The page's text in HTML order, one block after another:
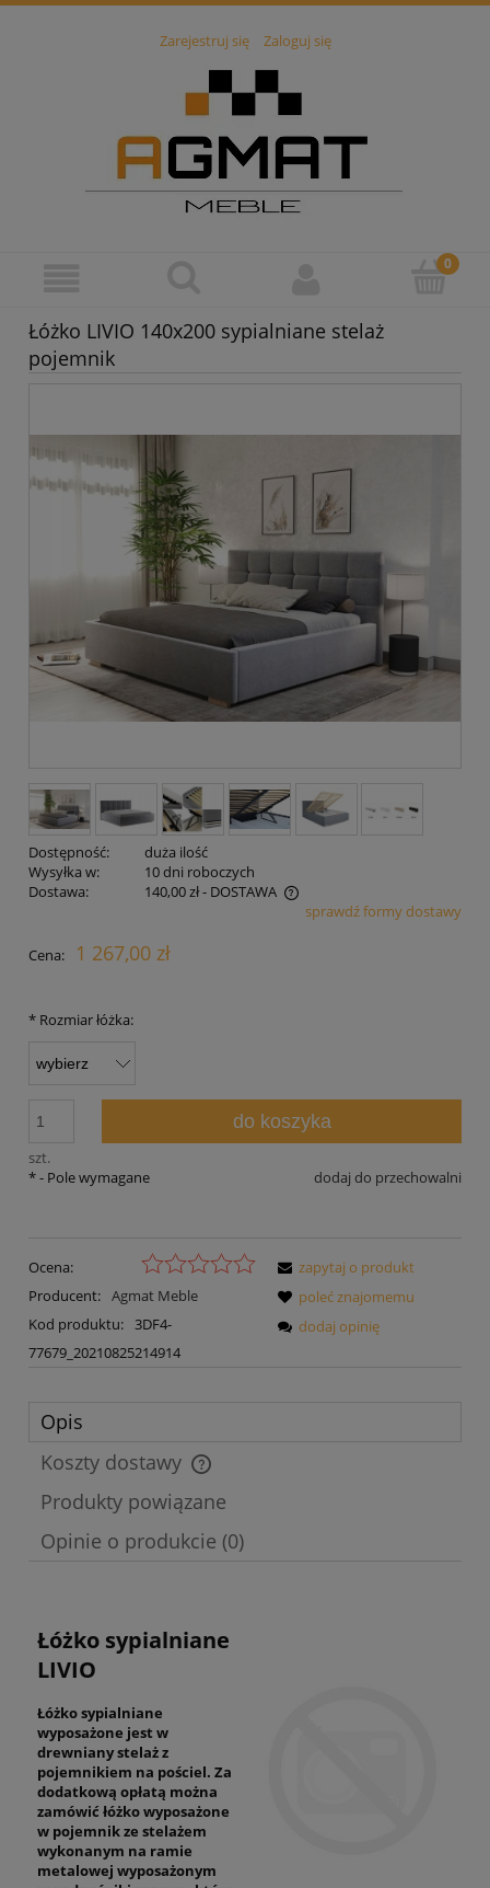
Zarejestruj się Zaloguj się
Łóżko LIVIO 140x200 sypialniane stelaż
pojemnik
Dostępność:
duża ilość
Wysyłka w:
10 dni roboczych
Dostawa:
140,00 zł- DOSTAWA
Cena nie zawiera ewentualnych kosztów płatnościsprawdź formy dostawy
Cena: 1 267,00 zł
* Rozmiar łóżka:
szt.
do koszyka
dodaj do przechowalni
*- Pole wymagane
Ocena:
Producent: Agmat Meble
Kod produktu: 3DF4-
77679_20210825214914
zapytaj o produkt
poleć znajomemu
dodaj opinię
Opis
Koszty dostawy
Cena nie zawiera ewentualnych kosztów płatności
Produkty powiązane
Opinie o produkcie (0)
Łóżko sypialniane
LIVIO
Łóżko sypialniane
wyposażone jest w
drewniany stelaż z
pojemnikiem na pościel. Za
dodatkową opłatą można
zamówić łóżko wyposażone
w pojemnik ze stelażem
wykonanym na ramie
metalowej wyposażonym